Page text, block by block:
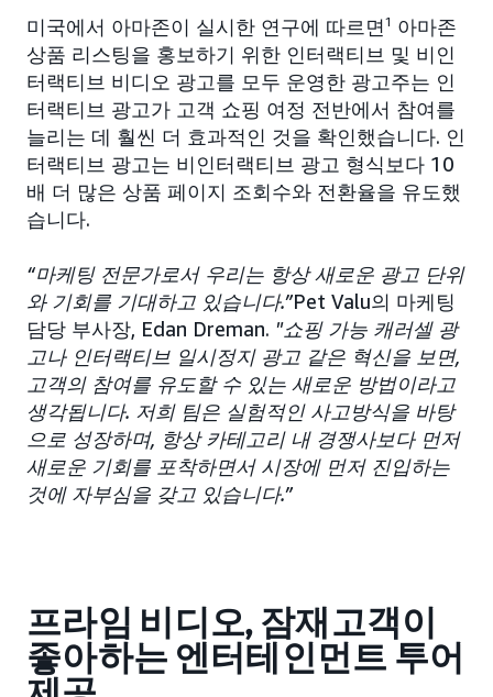
미국에서 아마존이 실시한 연구에 따르면1
아마존
상품 리스팅을 홍보하기 위한 인터랙티브 및 비인
터랙티브 비디오 광고를 모두 운영한 광고주는 인
터랙티브 광고가 고객 쇼핑 여정 전반에서 참여를
늘리는 데 훨씬 더 효과적인 것을 확인했습니다. 인
터랙티브 광고는 비인터랙티브 광고 형식보다 10
배 더 많은 상품 페이지 조회수와 전환율을 유도했
습니다.
“마케팅 전문가로서 우리는 항상 새로운 광고 단위
와 기회를 기대하고 있습니다.”Pet Valu의 마케팅
담당 부사장, Edan Dreman. "쇼핑 가능 캐러셀 광
고나 인터랙티브 일시정지 광고 같은 혁신을 보면,
고객의 참여를 유도할 수 있는 새로운 방법이라고
생각됩니다. 저희 팀은 실험적인 사고방식을 바탕
으로 성장하며, 항상 카테고리 내 경쟁사보다 먼저
새로운 기회를 포착하면서 시장에 먼저 진입하는
것에 자부심을 갖고 있습니다.”
프라임 비디오, 잠재고객이
좋아하는 엔터테인먼트 투어